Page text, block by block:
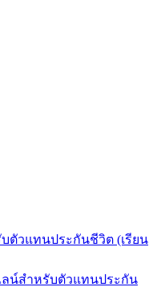
ตัวแทนประกันชีวิต (เรียน
น์สำหรับตัวแทนประกัน